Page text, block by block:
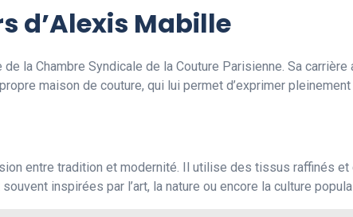
d’Alexis Mabille
la Chambre Syndicale de la Couture Parisienne. Sa
maison de couture, qui lui permet d’exprimer
entre tradition et modernité. Il utilise des tissus raffinés
inspirées par l’art, la nature ou encore la culture